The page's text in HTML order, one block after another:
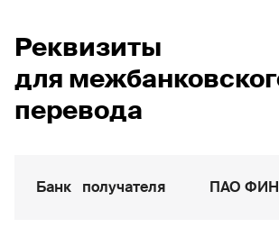
Реквизиты
для
перевода
Банк получателя ПАО